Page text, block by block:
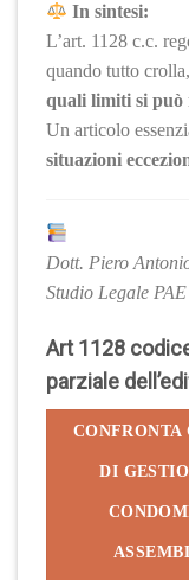
In sintesi:
L’art. 1128 c.c.
quando tutto
quali limiti si
Un articolo
situazioni
Dott. Piero
Studio Legale PAE
Art 1128
parziale
CONFRONTA
DI